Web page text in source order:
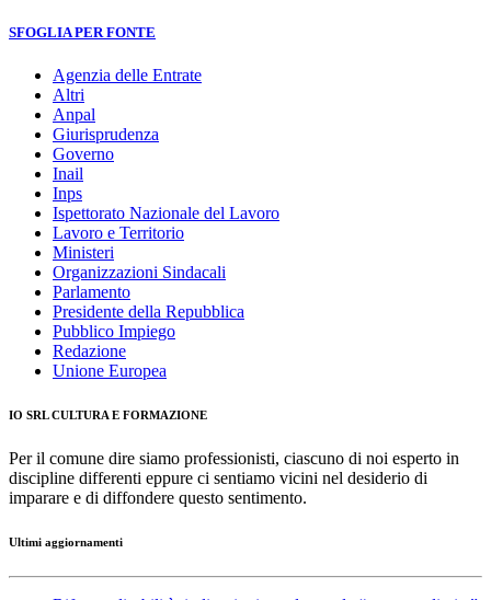
SFOGLIA PER FONTE
Agenzia delle Entrate
Altri
Anpal
Giurisprudenza
Governo
Inail
Inps
Ispettorato Nazionale del Lavoro
Lavoro e Territorio
Ministeri
Organizzazioni Sindacali
Parlamento
Presidente della Repubblica
Pubblico Impiego
Redazione
Unione Europea
IO SRL CULTURA E FORMAZIONE
Per il comune dire siamo professionisti, ciascuno di noi esperto in
discipline differenti eppure ci sentiamo vicini nel desiderio di
imparare e di diffondere questo sentimento.
Ultimi aggiornamenti